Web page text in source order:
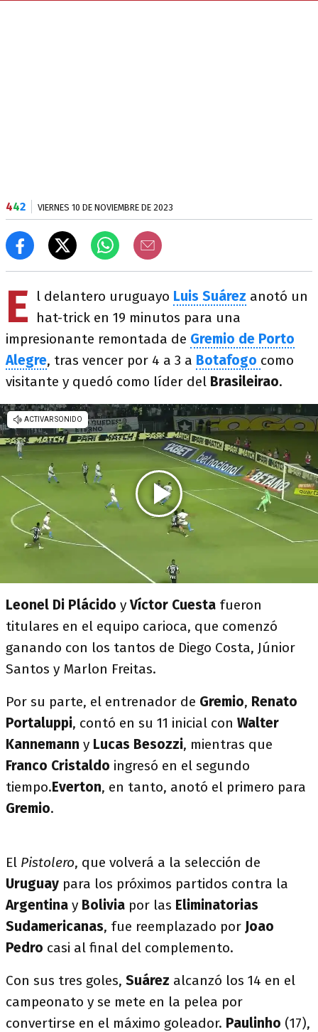
442 VIERNES 10 DE NOVIEMBRE DE 2023
E l delantero uruguayo Luis Suárez anotó un
hat-trick en 19 minutos para una
impresionante remontada de Gremio de Porto
Alegre, tras vencer por 4 a 3 a Botafogo como
visitante y quedó como líder del Brasileirao.
Leonel Di Plácido yVíctor Cuesta fueron
titulares en el equipo carioca, que comenzó
ganando con los tantos de Diego Costa, Júnior
Santos y Marlon Freitas.
Por su parte, el entrenador de Gremio, Renato
Portaluppi, contó en su 11 inicial con Walter
Kannemann y Lucas Besozzi, mientras que
Franco Cristaldo ingresó en el segundo
tiempo.Everton, en tanto, anotó el primero para
Gremio.
El Pistolero, que volverá a la selección de
Uruguay para los próximos partidos contra la
Argentina y Bolivia por las Eliminatorias
Sudamericanas, fue reemplazado por Joao
Pedro casi al final del complemento.
Con sus tres goles, Suárez alcanzó los 14 en el
campeonato y se mete en la pelea por
convertirse en el máximo goleador. Paulinho (17),